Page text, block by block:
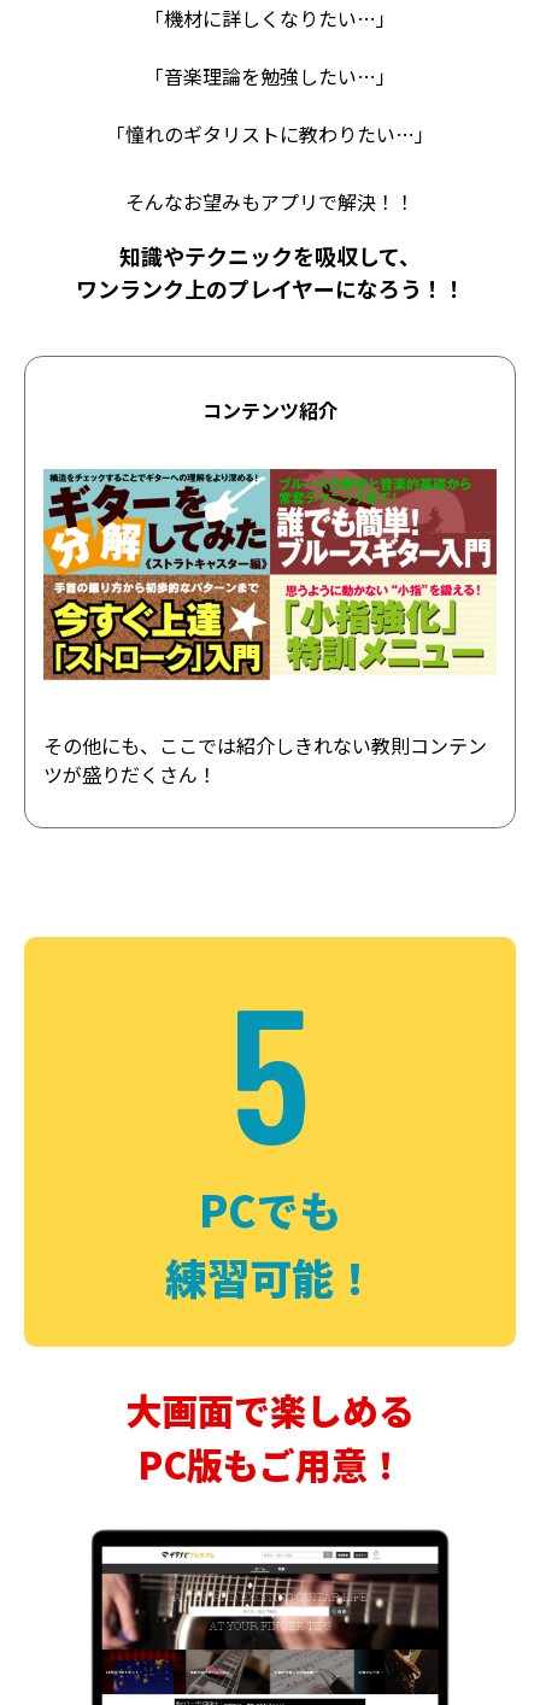
「機材に詳しくなりたい…」
「音楽理論を勉強したい…」
「憧れのギタリストに教わりたい…」
そんなお望みもアプリで解決！！
知識やテクニックを吸収して、
ワンランク上のプレイヤーになろう！！
コンテンツ紹介
その他にも、ここでは紹介しきれない教則コンテン
ツが盛りだくさん！
5
PCでも
練習可能！
大画面で楽しめる
PC版もご用意！